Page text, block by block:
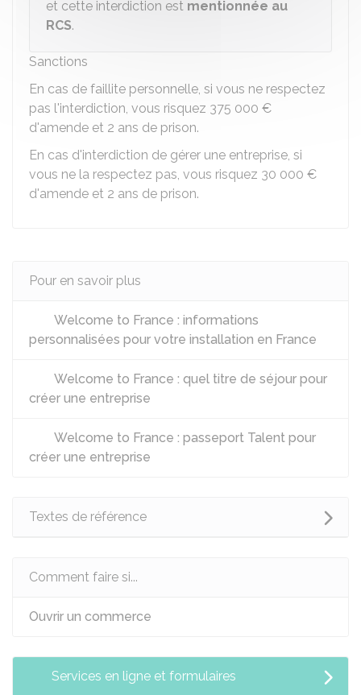
et cette interdiction est mentionnée au
RCS.
Sanctions
En cas de faillite personnelle, si vous ne respectez
pas l'interdiction, vous risquez 375 000 €
d'amende et 2 ans de prison.
En cas d'interdiction de gérer une entreprise, si
vous ne la respectez pas, vous risquez 30 000 €
d'amende et 2 ans de prison.
Pour en savoir plus
Welcome to France : informations
personnalisées pour votre installation en France
Welcome to France : quel titre de séjour pour
créer une entreprise
Welcome to France : passeport Talent pour
créer une entreprise
Textes de référence
Comment faire si...
Ouvrir un commerce
Services en ligne et formulaires